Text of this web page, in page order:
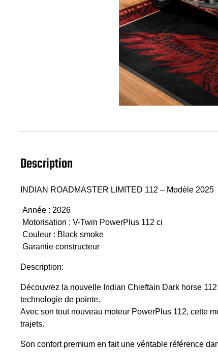
Description
INDIAN ROADMASTER LIMITED 112 – Modèle 2025
Année : 2026
Motorisation : V-Twin PowerPlus 112 ci
Couleur : Black smoke
Garantie constructeur
Description:
Découvrez la nouvelle Indian Chieftain Dark horse
technologie de pointe.
Avec son tout nouveau moteur PowerPlus 112, cette
trajets.
Son confort premium en fait une véritable référence